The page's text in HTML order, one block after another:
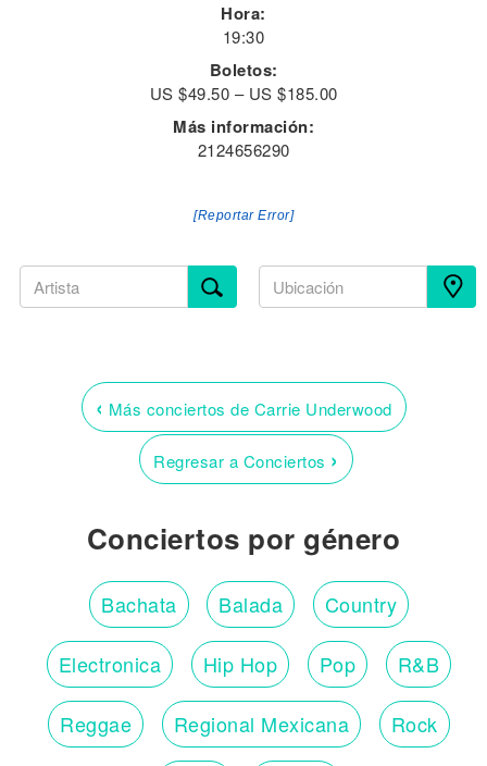
Hora:
19:30
Boletos:
US $49.50 – US $185.00
Más información:
2124656290
[Reportar Error]
‹ Más conciertos de Carrie Underwood
Regresar a Conciertos ›
Conciertos por género
Bachata Balada Country
Electronica Hip Hop Pop R&B
Reggae Regional Mexicana Rock